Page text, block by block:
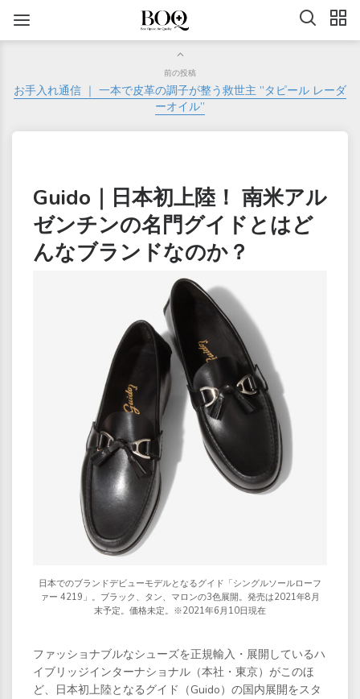
前の投稿
お手入れ通信 ｜ 一本で皮革の調子が整う救世主 ”タピール レーダ
ーオイル”
Guido｜日本初上陸！ 南米アル
ゼンチンの名門グイドとはど
んなブランドなのか？
日本でのブランドデビューモデルとなるグイド「シングルソールローフ
ァー 4219」。ブラック、タン、マロンの3色展開。発売は2021年8月
末予定。価格未定。※2021年6月10日現在
ファッショナブルなシューズを正規輸入・展開しているハ
イブリッジインターナショナル（本社・東京）がこのほ
ど、日本初上陸となるグイド（Guido）の国内展開をスタ